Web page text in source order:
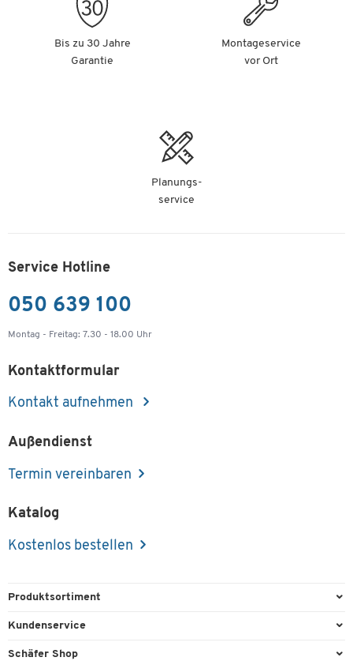
Bis zu 30 Jahre
Garantie
Montageservice
vor Ort
Planungs-
service
Service Hotline
050 639 100
Montag - Freitag: 7.30 - 18.00 Uhr
Kontaktformular
Kontakt aufnehmen
Außendienst
Termin vereinbaren
Katalog
Kostenlos bestellen
Produktsortiment
Büroausstattung
Kundenservice
Direktbestellung
Schäfer Shop